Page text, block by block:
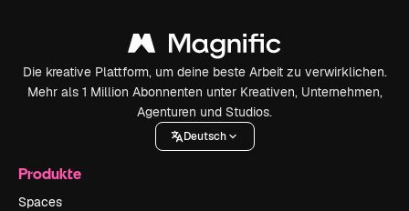
Die kreative Plattform, um deine beste Arbeit zu verwirklichen.
Mehr als 1 Million Abonnenten unter Kreativen, Unternehmen,
Agenturen und Studios.
Deutsch
Produkte
Spaces